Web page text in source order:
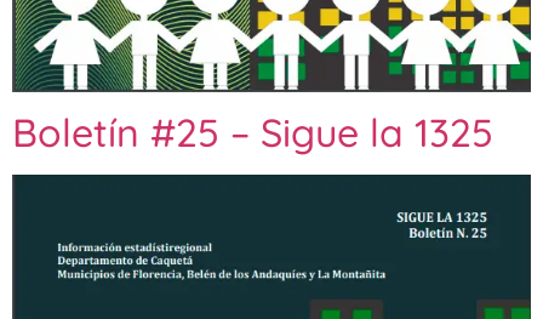
Boletín #25 – Sigue la 1325